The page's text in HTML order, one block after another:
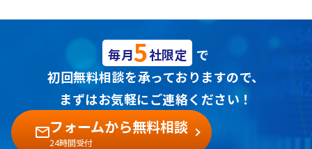
毎月5社限定 で
初回無料相談を承っておりますので、
まずはお気軽にご連絡ください！
フォームから無料相談
24時間受付